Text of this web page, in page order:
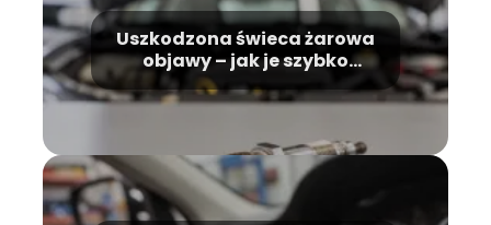
Uszkodzona świeca żarowa
objawy – jak je szybko
rozpoznać?